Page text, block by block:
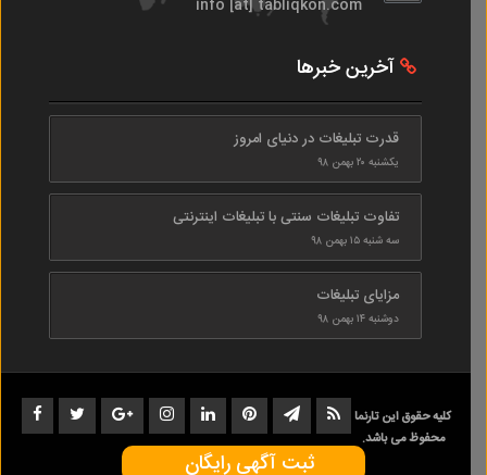
info [at] tabliqkon.com
آخرین خبرها
قدرت تبلیغات در دنیای امروز
یکشنبه ۲۰ بهمن ۹۸
تفاوت تبلیغات سنتی با تبلیغات اینترنتی
سه شنبه ۱۵ بهمن ۹۸
مزایای تبلیغات
دوشنبه ۱۴ بهمن ۹۸
کلیه حقوق این تارنما
محفوظ می باشد.
1402-1398
ثبت آگهی رایگان